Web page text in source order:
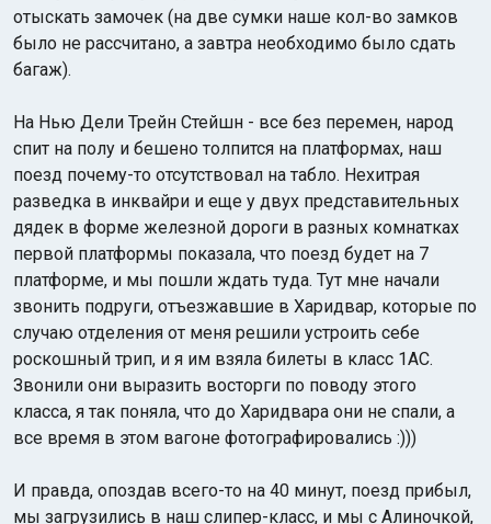
отыскать замочек (на две сумки наше кол-во замков
было не рассчитано, а завтра необходимо было сдать
багаж).
На Нью Дели Трейн Стейшн - все без перемен, народ
спит на полу и бешено толпится на платформах, наш
поезд почему-то отсутствовал на табло. Нехитрая
разведка в инквайри и еще у двух представительных
дядек в форме железной дороги в разных комнатках
первой платформы показала, что поезд будет на 7
платформе, и мы пошли ждать туда. Тут мне начали
звонить подруги, отъезжавшие в Харидвар, которые по
случаю отделения от меня решили устроить себе
роскошный трип, и я им взяла билеты в класс 1АС.
Звонили они выразить восторги по поводу этого
класса, я так поняла, что до Харидвара они не спали, а
все время в этом вагоне фотографировались :)))
И правда, опоздав всего-то на 40 минут, поезд прибыл,
мы загрузились в наш слипер-класс, и мы с Алиночкой,